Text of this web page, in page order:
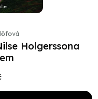
Holgerssona